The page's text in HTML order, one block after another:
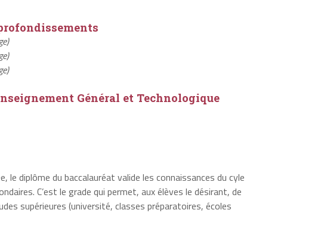
Général et Technologique
le diplôme du baccalauréat valide les connaissances du cyle
C’est le grade qui permet, aux élèves le désirant, de
supérieures (université, classes préparatoires, écoles